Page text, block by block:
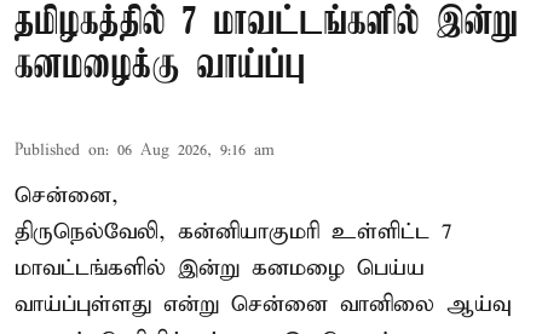
தமிழகத்தில் 7 மாவட்டங்களில் இன்று
கனமழைக்கு வாய்ப்பு
Published on: 06 Aug 2026, 9:16 am
சென்னை,
திருநெல்வேலி, கன்னியாகுமரி உள்ளிட்ட 7
மாவட்டங்களில் இன்று கனமழை பெய்ய
வாய்ப்புள்ளது என்று சென்னை வானிலை ஆய்வு